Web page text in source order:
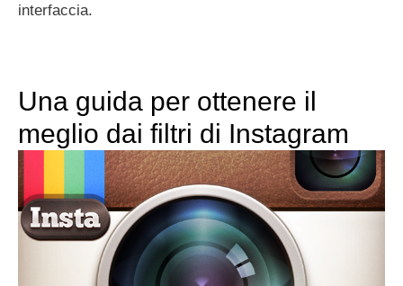
interfaccia.
Una guida per ottenere il
meglio dai filtri di Instagram